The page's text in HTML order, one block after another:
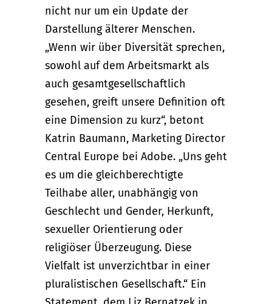
nicht nur um ein Update der
Darstellung älterer Menschen.
„Wenn wir über Diversität sprechen,
sowohl auf dem Arbeitsmarkt als
auch gesamtgesellschaftlich
gesehen, greift unsere Definition oft
eine Dimension zu kurz“, betont
Katrin Baumann, Marketing Director
Central Europe bei Adobe. „Uns geht
es um die gleichberechtigte
Teilhabe aller, unabhängig von
Geschlecht und Gender, Herkunft,
sexueller Orientierung oder
religiöser Überzeugung. Diese
Vielfalt ist unverzichtbar in einer
pluralistischen Gesellschaft.“ Ein